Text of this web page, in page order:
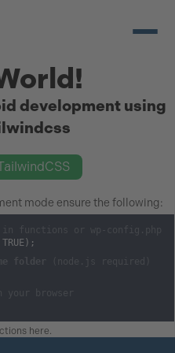
development using
mode ensure the following:
here.